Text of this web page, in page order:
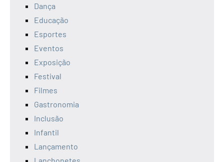
Dança
Educação
Esportes
Eventos
Exposição
Festival
Filmes
Gastronomia
Inclusão
Infantil
Lançamento
Lanchonetes